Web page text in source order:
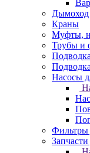
Дымоход
Краны
Муфты,
Трубы и
Насосы
Фильтры